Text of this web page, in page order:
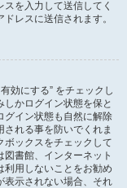
を入力して送信してく
レスに送信されます。
効にする” をチェックし
かログイン状態を保と
グイン状態も自然に解除
れる事を防いでくれま
ボックスをチェックして
書館、インターネット
利用しないことをお勧め
表示されない場合、それ